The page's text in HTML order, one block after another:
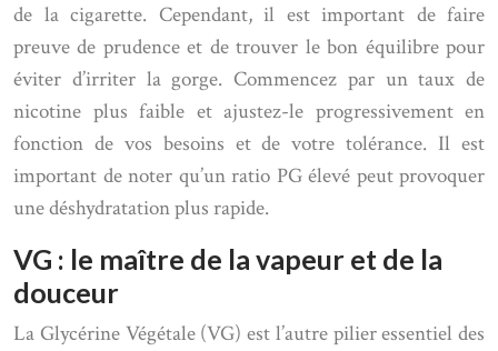
de la cigarette. Cependant, il est important de faire
preuve de prudence et de trouver le bon équilibre pour
éviter d’irriter la gorge. Commencez par un taux de
nicotine plus faible et ajustez-le progressivement en
fonction de vos besoins et de votre tolérance. Il est
important de noter qu’un ratio PG élevé peut provoquer
une déshydratation plus rapide.
VG : le maître de la vapeur et de la
douceur
La Glycérine Végétale (VG) est l’autre pilier essentiel des